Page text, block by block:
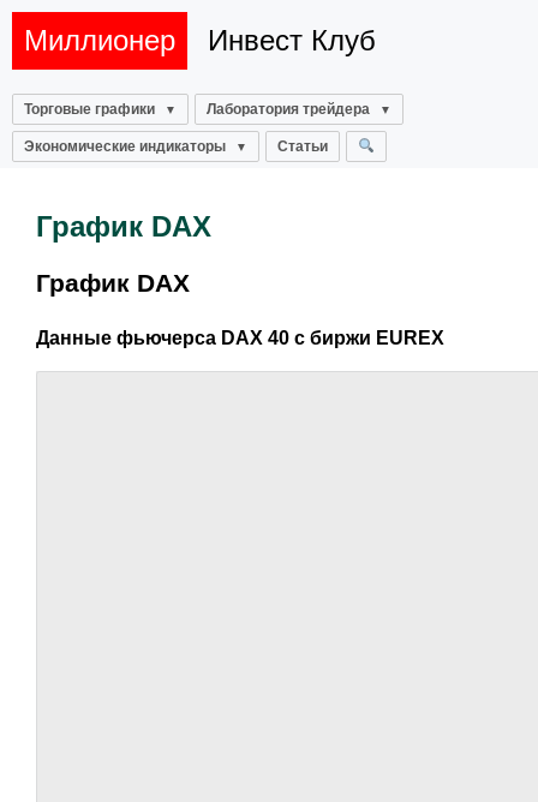
Миллионер Инвест Клуб
Торговые графики Лаборатория трейдера
Экономические индикаторы Статьи
График DAX
График DAX
Данные фьючерса DAX 40 с биржи EUREX